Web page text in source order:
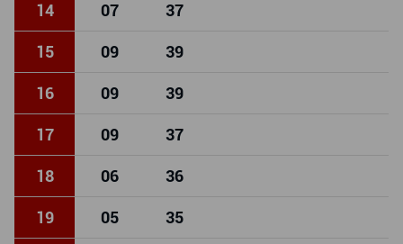
14 07 37
15 09 39
16 09 39
17 09 37
18 06 36
19 05 35